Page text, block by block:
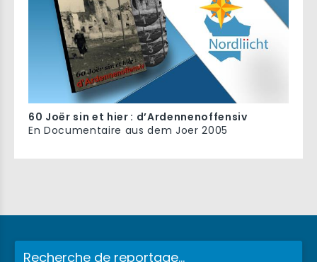
60 Joër sin et hier : d’Ardennenoffensiv
En Documentaire aus dem Joer 2005